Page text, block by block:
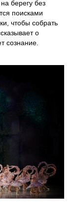
берегу без
поисками
чтобы собрать
о
сознание.